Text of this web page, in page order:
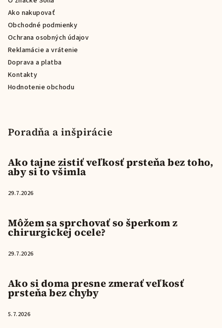
Ako nakupovať
Obchodné podmienky
Ochrana osobných údajov
Reklamácie a vrátenie
Doprava a platba
Kontakty
Hodnotenie obchodu
Poradňa a inšpirácie
Ako tajne zistiť veľkosť prsteňa bez toho,
aby si to všimla
29.7.2026
Môžem sa sprchovať so šperkom z
chirurgickej ocele?
29.7.2026
Ako si doma presne zmerať veľkosť
prsteňa bez chyby
5.7.2026